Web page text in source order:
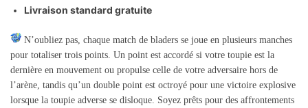
Livraison standard gratuite
N’oubliez pas, chaque match de bladers se joue en plusieurs manches
pour totaliser trois points. Un point est accordé si votre toupie est la
dernière en mouvement ou propulse celle de votre adversaire hors de
l’arène, tandis qu’un double point est octroyé pour une victoire explosive
lorsque la toupie adverse se disloque. Soyez prêts pour des affrontements